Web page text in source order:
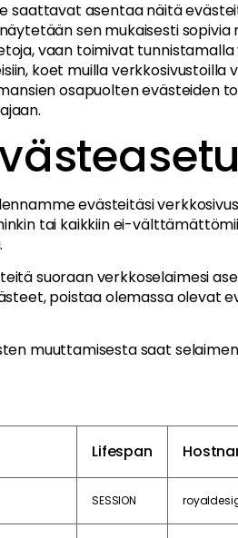
saattavat asentaa näitä
sen mukaisesti
vaan toimivat
koet muilla
osapuolten evästeiden
evästeitäsi
tai kaikkiin ei-
suoraan verkkoselaimesi
poistaa olemassa olevat
muuttamisesta saat
Lifespan
SESSION